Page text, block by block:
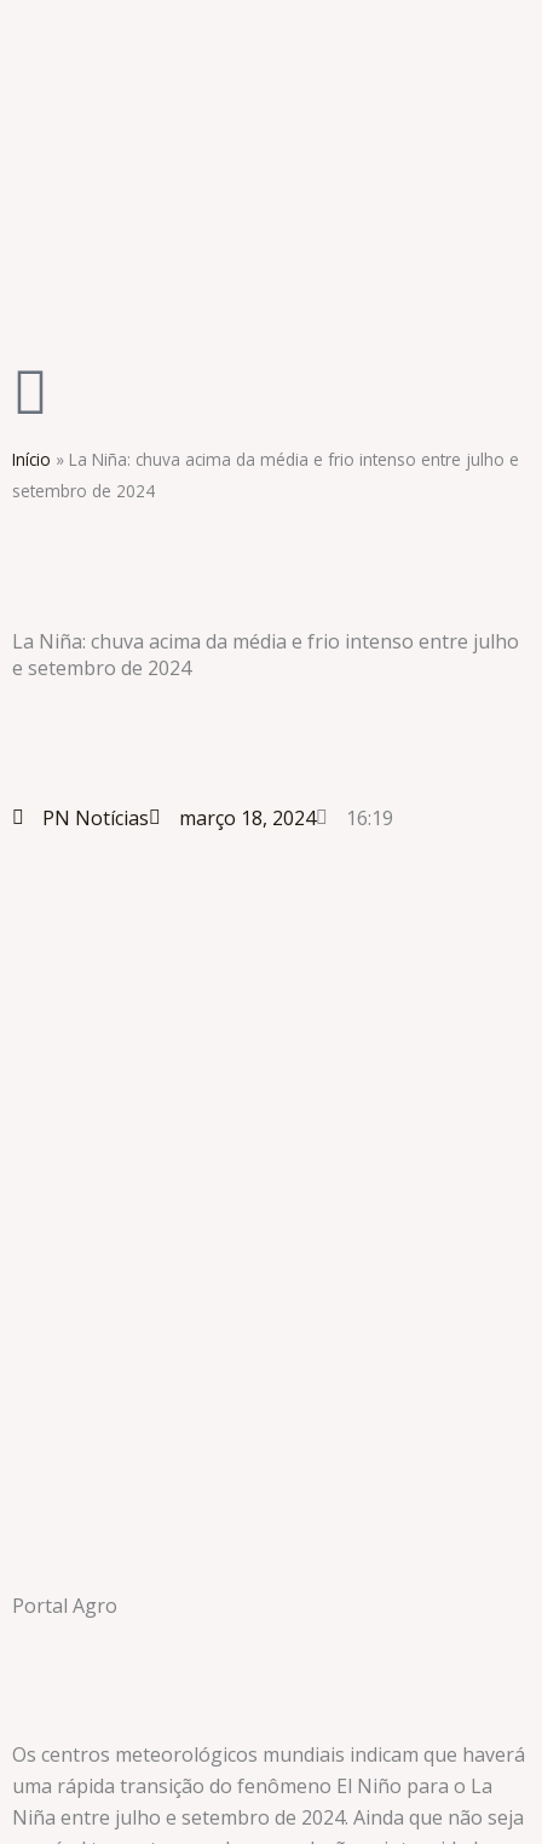
Início » La Niña: chuva acima da média e frio intenso entre julho e
setembro de 2024
La Niña: chuva acima da média e frio intenso entre julho
e setembro de 2024
PN Notícias março 18, 2024 16:19
Portal Agro
Os centros meteorológicos mundiais indicam que haverá
uma rápida transição do fenômeno El Niño para o La
Niña entre julho e setembro de 2024. Ainda que não seja